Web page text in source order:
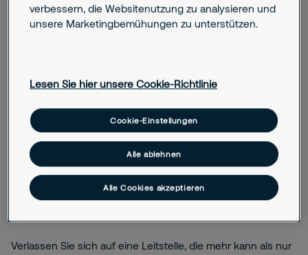
Reporting & Transparenz mit „MySecuritas“
Zugriff auf Berichte, Statusmeldungen und
Aufzugnotruf & Personenbefreiung
Professionelle Hilfe bei Aufzugsstörungen –
inklusive psychologisch geschulter Betreuung
durch unsere NSL-Mitarbeitenden.
Remote-Service-Center & Servicetelefonie
Bearbeitung von Serviceanfragen,
Besucherkommunikation und technischer
Verlassen Sie sich auf eine Leitstelle, die mehr kann als nur
verbessern, die Websitenutzung zu analysieren und
unsere Marketingbemühungen zu unterstützen.
Lesen Sie hier unsere Cookie-Richtlinie
Cookie-Einstellungen
Alle ablehnen
Alle Cookies akzeptieren